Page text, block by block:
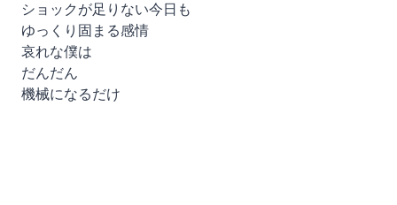
ショックが足りない今日も
ゆっくり固まる感情
哀れな僕は
だんだん
機械になるだけ